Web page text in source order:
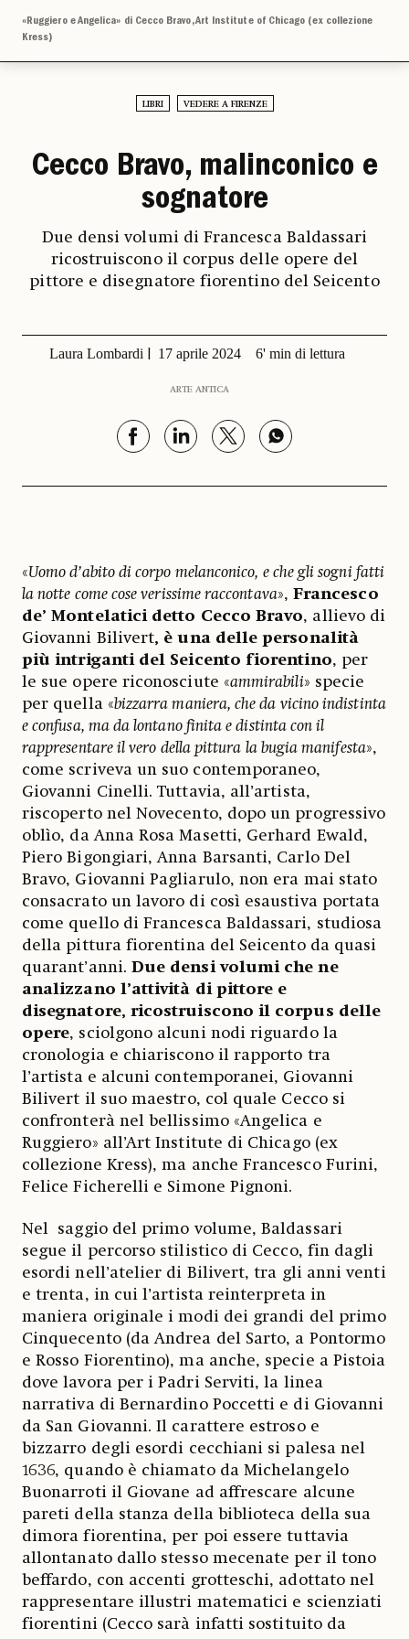
«Ruggiero e Angelica» di Cecco Bravo, Art Institute of Chicago (ex collezione
Kress)
LIBRI VEDERE A FIRENZE
Cecco Bravo, malinconico e
sognatore
Due densi volumi di Francesca Baldassari
ricostruiscono il corpus delle opere del
pittore e disegnatore fiorentino del Seicento
Laura Lombardi 17 aprile 2024 6' min di lettura
ARTE ANTICA
«Uomo d’abito di corpo melanconico, e che gli sogni fatti
la notte come cose verissime raccontava», Francesco
de’ Montelatici detto Cecco Bravo, allievo di
Giovanni Bilivert, è una delle personalità
più intriganti del Seicento fiorentino, per
le sue opere riconosciute «ammirabili» specie
per quella «bizzarra maniera, che da vicino indistinta
e confusa, ma da lontano finita e distinta con il
rappresentare il vero della pittura la bugia manifesta»,
come scriveva un suo contemporaneo,
Giovanni Cinelli. Tuttavia, all’artista,
riscoperto nel Novecento, dopo un progressivo
oblìo, da Anna Rosa Masetti, Gerhard Ewald,
Piero Bigongiari, Anna Barsanti, Carlo Del
Bravo, Giovanni Pagliarulo, non era mai stato
consacrato un lavoro di così esaustiva portata
come quello di Francesca Baldassari, studiosa
della pittura fiorentina del Seicento da quasi
quarant’anni. Due densi volumi che ne
analizzano l’attività di pittore e
disegnatore, ricostruiscono il corpus delle
opere, sciolgono alcuni nodi riguardo la
cronologia e chiariscono il rapporto tra
l’artista e alcuni contemporanei, Giovanni
Bilivert il suo maestro, col quale Cecco si
confronterà nel bellissimo «Angelica e
Ruggiero» all’Art Institute di Chicago (ex
collezione Kress), ma anche Francesco Furini,
Felice Ficherelli e Simone Pignoni.
Nel saggio del primo volume, Baldassari
segue il percorso stilistico di Cecco, fin dagli
esordi nell’atelier di Bilivert, tra gli anni venti
e trenta, in cui l’artista reinterpreta in
maniera originale i modi dei grandi del primo
Cinquecento (da Andrea del Sarto, a Pontormo
e Rosso Fiorentino), ma anche, specie a Pistoia
dove lavora per i Padri Serviti, la linea
narrativa di Bernardino Poccetti e di Giovanni
da San Giovanni. Il carattere estroso e
bizzarro degli esordi cecchiani si palesa nel
1636, quando è chiamato da Michelangelo
Buonarroti il Giovane ad affrescare alcune
pareti della stanza della biblioteca della sua
dimora fiorentina, per poi essere tuttavia
allontanato dallo stesso mecenate per il tono
beffardo, con accenti grotteschi, adottato nel
rappresentare illustri matematici e scienziati
fiorentini (Cecco sarà infatti sostituito da